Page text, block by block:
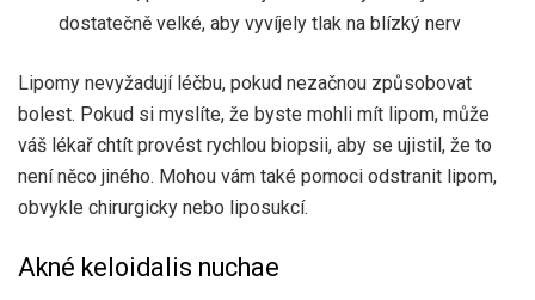
dostatečně velké, aby vyvíjely tlak na blízký nerv
Lipomy nevyžadují léčbu, pokud nezačnou způsobovat
bolest. Pokud si myslíte, že byste mohli mít lipom, může
váš lékař chtít provést rychlou biopsii, aby se ujistil, že to
není něco jiného. Mohou vám také pomoci odstranit lipom,
obvykle chirurgicky nebo liposukcí.
Akné keloidalis nuchae